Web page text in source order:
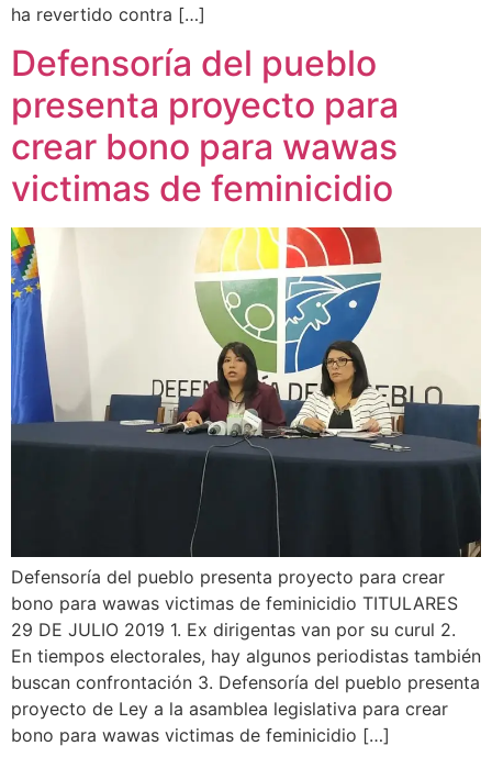
ha revertido contra […]
Defensoría del pueblo
presenta proyecto para
crear bono para wawas
victimas de feminicidio
Defensoría del pueblo presenta proyecto para crear
bono para wawas victimas de feminicidio TITULARES
29 DE JULIO 2019 1. Ex dirigentas van por su curul 2.
En tiempos electorales, hay algunos periodistas también
buscan confrontación 3. Defensoría del pueblo presenta
proyecto de Ley a la asamblea legislativa para crear
bono para wawas victimas de feminicidio […]